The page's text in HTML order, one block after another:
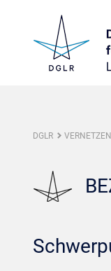
DGLR VERNETZEN